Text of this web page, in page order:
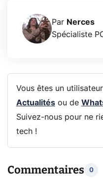
Par Nerces
Spécialiste
Vous êtes un
Actualitésou de
Suivez-nous pour ne
tech !
Commentaires 0